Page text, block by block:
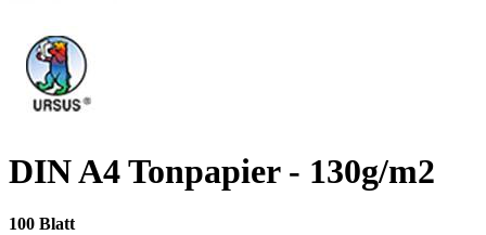
DIN A4 Tonpapier - 130g/m2
100 Blatt